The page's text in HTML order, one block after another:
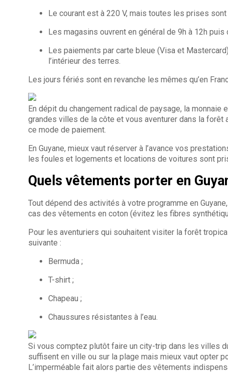
Le courant est à 220 V, mais toutes les prises
Les magasins ouvrent en général de 9h à 12h puis
Les paiements par carte bleue (Visa et
l’intérieur des terres.
Les jours fériés sont en revanche les mêmes qu’en
En dépit du changement radical de paysage, la
grandes villes de la côte et vous aventurer dans la
ce mode de paiement.
En Guyane, mieux vaut réserver à l’avance vos
les foules et logements et locations de voitures sont
Quels vêtements porter en
Tout dépend des activités à votre programme en
cas des vêtements en coton (évitez les fibres
Pour les aventuriers qui souhaitent visiter la forêt
suivante :
Bermuda ;
T-shirt ;
Chapeau ;
Chaussures résistantes à l’eau.
Si vous comptez plutôt faire un city-trip dans les villes
suffisent en ville ou sur la plage mais mieux vaut opter
L’imperméable fait alors partie des vêtements